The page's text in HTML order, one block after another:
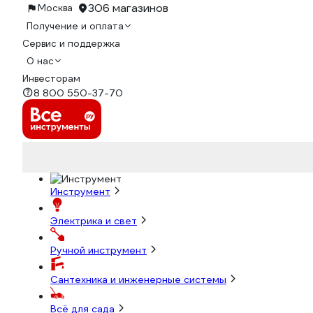
Москва 306 магазинов
Получение и оплата
Сервис и поддержка
О нас
Инвесторам
8 800 550-37-70
Инструмент
Электрика и свет
Ручной инструмент
Сантехника и инженерные системы
Всё для сада